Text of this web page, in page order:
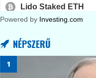
Powered by Investing.com
NÉPSZERŰ